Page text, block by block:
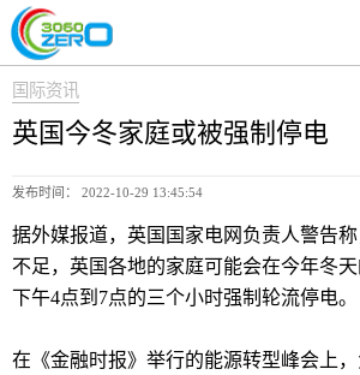
国际资讯
英国今冬家庭或被强制停电
发布时间： 2022-10-29 13:45:54
据外媒报道，英国国家电网负责人警告
不足，英国各地的家庭可能会在今年冬
下午4点到7点的三个小时强制轮流停电。
在《金融时报》举行的能源转型峰会上